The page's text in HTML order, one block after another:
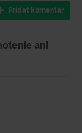
Pridať komentár
ani